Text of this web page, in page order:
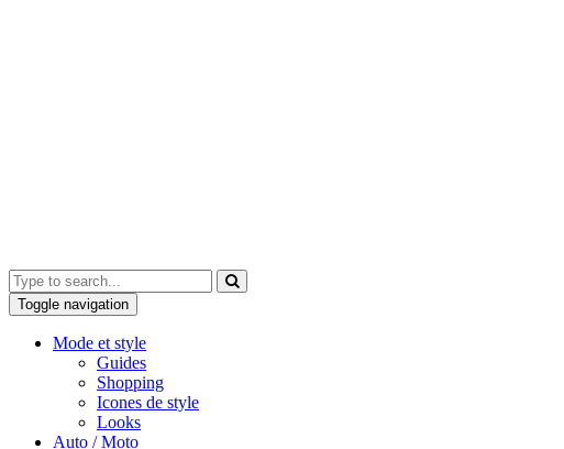
Toggle navigation
Mode et style
Guides
Shopping
Icones de style
Looks
Auto / Moto